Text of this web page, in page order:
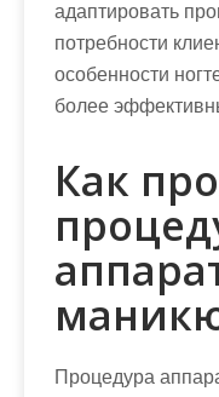
адаптировать
потребности
особенности
более
Как
Процедура